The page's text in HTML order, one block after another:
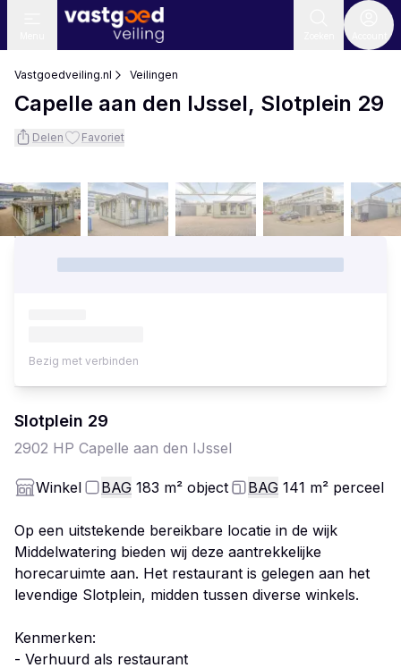
Vastgoedveiling.nl Veilingen
Capelle aan den IJssel, Slotplein 29
Delen Favoriet
Slotplein 29
2902 HP Capelle aan den IJssel
Winkel BAG 183 m² object BAG 141 m² perceel
Op een uitstekende bereikbare locatie in de wijk
Middelwatering bieden wij deze aantrekkelijke
horecaruimte aan. Het restaurant is gelegen aan het
levendige Slotplein, midden tussen diverse winkels.
Kenmerken:
- Verhuurd als restaurant
Bezig met verbinden